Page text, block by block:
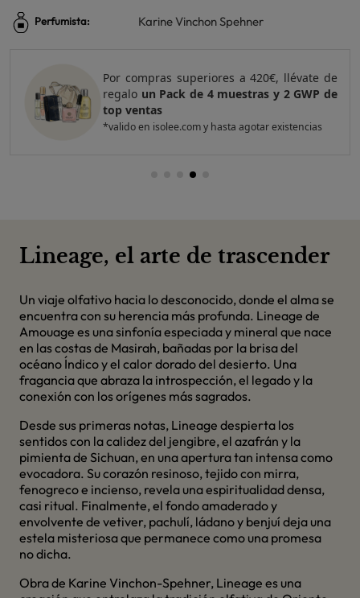
Perfumista: Karine Vinchon Spehner
Por compras superiores a 420€, llévate de
regalo un Pack de 4 muestras y 2 GWP de
top ventas
*valido en isolee.com y hasta agotar existencias
Lineage, el arte de trascender
Un viaje olfativo hacia lo desconocido, donde el alma se
encuentra con su herencia más profunda. Lineage de
Amouage es una sinfonía especiada y mineral que nace
en las costas de Masirah, bañadas por la brisa del
océano Índico y el calor dorado del desierto. Una
fragancia que abraza la introspección, el legado y la
conexión con los orígenes más sagrados.
Desde sus primeras notas, Lineage despierta los
sentidos con la calidez del jengibre, el azafrán y la
pimienta de Sichuan, en una apertura tan intensa como
evocadora. Su corazón resinoso, tejido con mirra,
fenogreco e incienso, revela una espiritualidad densa,
casi ritual. Finalmente, el fondo amaderado y
envolvente de vetiver, pachulí, ládano y benjuí deja una
estela misteriosa que permanece como una promesa
no dicha.
Obra de Karine Vinchon-Spehner, Lineage es una